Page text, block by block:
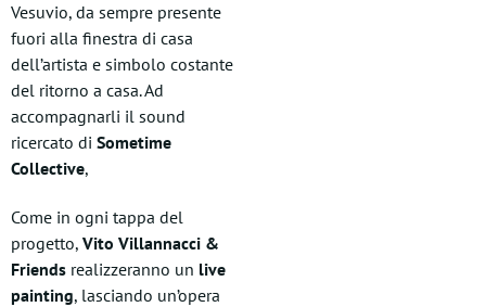
Vesuvio, da sempre presente
fuori alla finestra di casa
dell’artista e simbolo costante
del ritorno a casa. Ad
accompagnarli il sound
ricercato di Sometime
Collective,
Come in ogni tappa del
progetto, Vito Villannacci &
Friends realizzeranno un live
painting, lasciando un’opera